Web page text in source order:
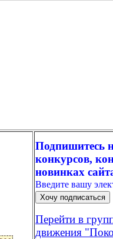
Подпишитесь
конкурсов,
новинках
Введите вашу
Перейти в
движения